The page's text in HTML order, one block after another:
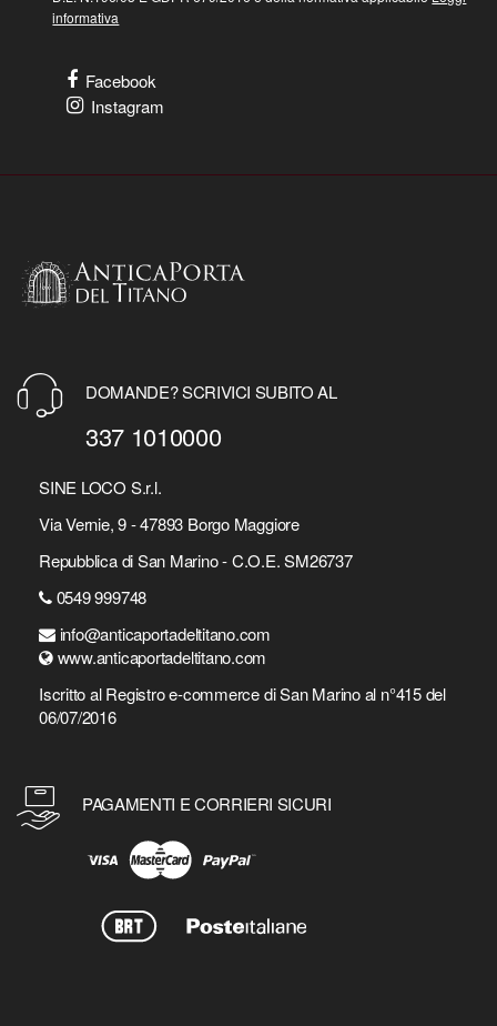
informativa
Facebook
Instagram
DOMANDE? SCRIVICI SUBITO AL
337 1010000
SINE LOCO S.r.l.
Via Vernie, 9 - 47893 Borgo Maggiore
Repubblica di San Marino - C.O.E. SM26737
0549 999748
info@anticaportadeltitano.com
www.anticaportadeltitano.com
Iscritto al Registro e-commerce di San Marino al n°415 del
06/07/2016
PAGAMENTI E CORRIERI SICURI